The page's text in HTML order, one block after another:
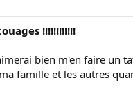
!!!!!!!!!!!!
bien m'en faire un
famille et les autres